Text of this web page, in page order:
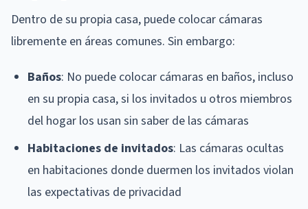
Dentro de su propia casa, puede colocar cámaras
libremente en áreas comunes. Sin embargo:
Baños: No puede colocar cámaras en baños, incluso
en su propia casa, si los invitados u otros miembros
del hogar los usan sin saber de las cámaras
Habitaciones de invitados: Las cámaras ocultas
en habitaciones donde duermen los invitados violan
las expectativas de privacidad